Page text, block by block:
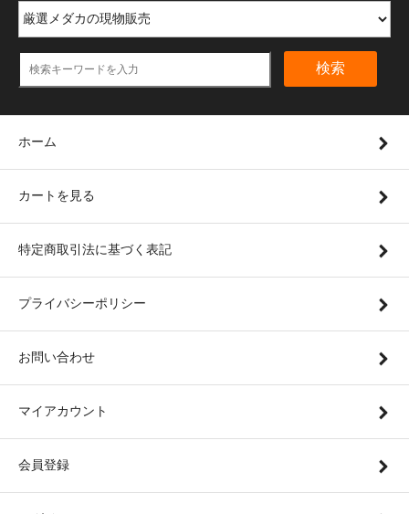
検索
ホーム
カートを見る
特定商取引法に基づく表記
プライバシーポリシー
お問い合わせ
マイアカウント
会員登録